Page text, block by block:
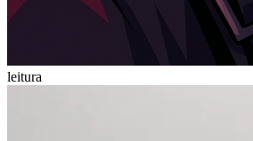
leitura